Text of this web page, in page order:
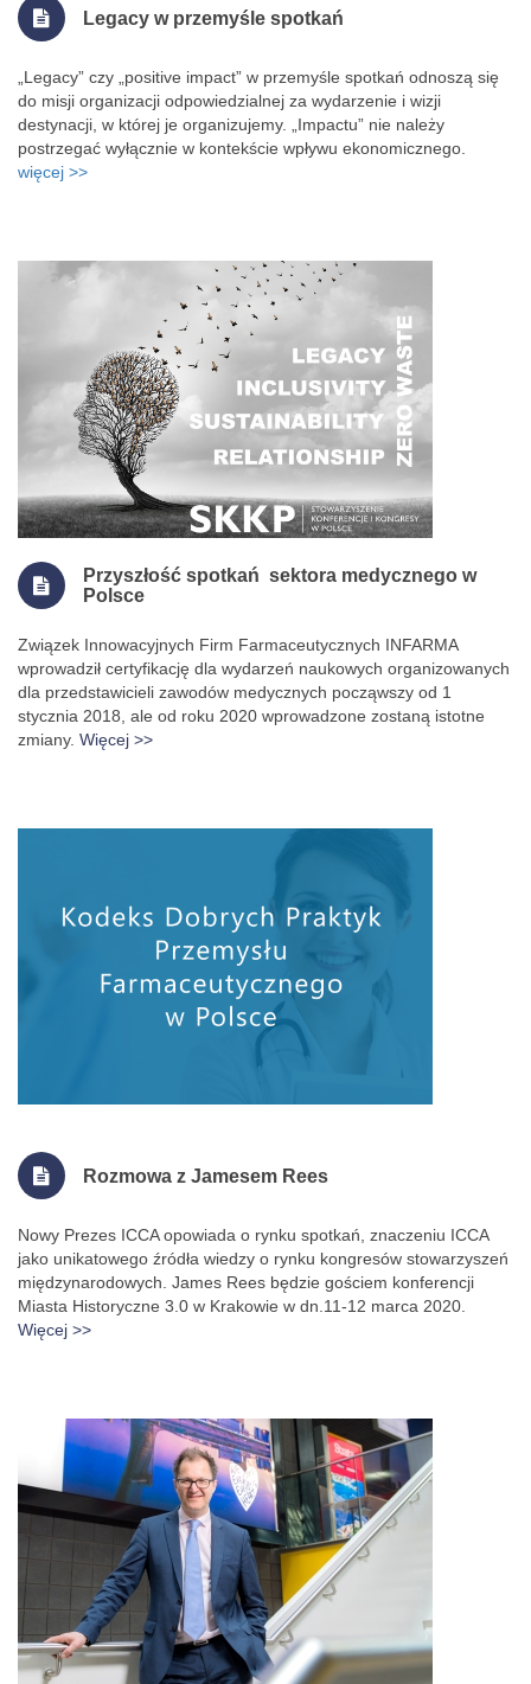
Legacy w przemyśle spotkań
„Legacy” czy „positive impact” w przemyśle spotkań odnoszą się
do misji organizacji odpowiedzialnej za wydarzenie i wizji
destynacji, w której je organizujemy. „Impactu” nie należy
postrzegać wyłącznie w kontekście wpływu ekonomicznego.
więcej >>
Przyszłość spotkań sektora medycznego w
Polsce
Związek Innowacyjnych Firm Farmaceutycznych INFARMA
wprowadził certyfikację dla wydarzeń naukowych organizowanych
dla przedstawicieli zawodów medycznych począwszy od 1
stycznia 2018, ale od roku 2020 wprowadzone zostaną istotne
zmiany. Więcej >>
Rozmowa z Jamesem Rees
Nowy Prezes ICCA opowiada o rynku spotkań, znaczeniu ICCA
jako unikatowego źródła wiedzy o rynku kongresów stowarzyszeń
międzynarodowych. James Rees będzie gościem konferencji
Miasta Historyczne 3.0 w Krakowie w dn.11-12 marca 2020.
Więcej >>